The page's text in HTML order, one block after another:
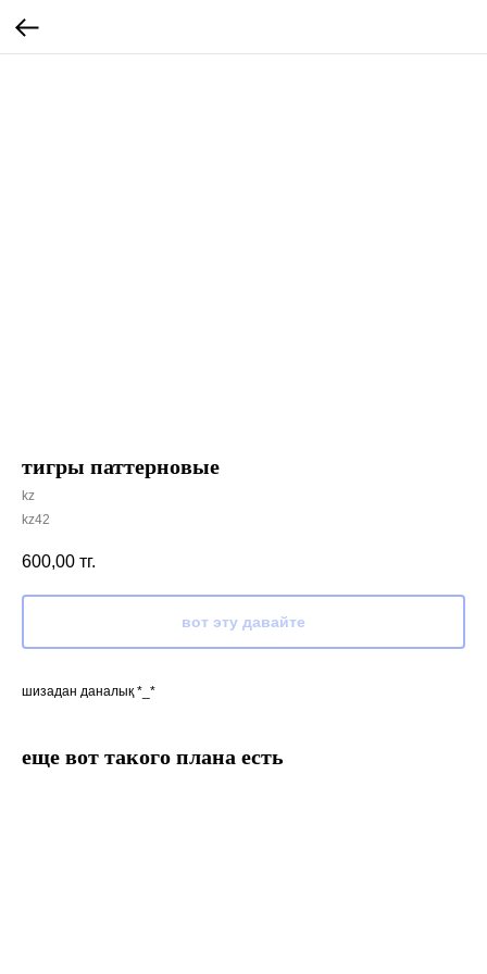
тигры паттерновые
kz
kz42
600,00 тг.
вот эту давайте
шизадан даналық *_*
еще вот такого плана есть